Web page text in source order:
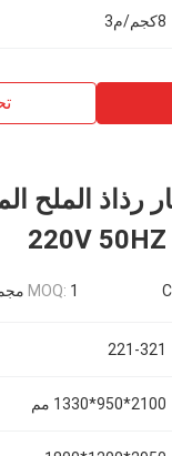
8كجم/م3
220V
MOQ: 1 مجموعات
221-321
2100*950*1330 مم